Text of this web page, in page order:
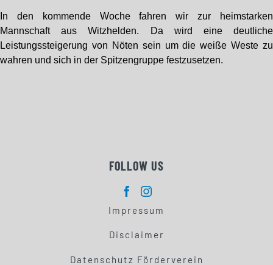
In den kommende Woche fahren wir zur heimstarken
Mannschaft aus Witzhelden. Da wird eine deutliche
Leistungssteigerung von Nöten sein um die weiße Weste zu
wahren und sich in der Spitzengruppe festzusetzen.
FOLLOW US
Impressum
Disclaimer
Datenschutz Förderverein